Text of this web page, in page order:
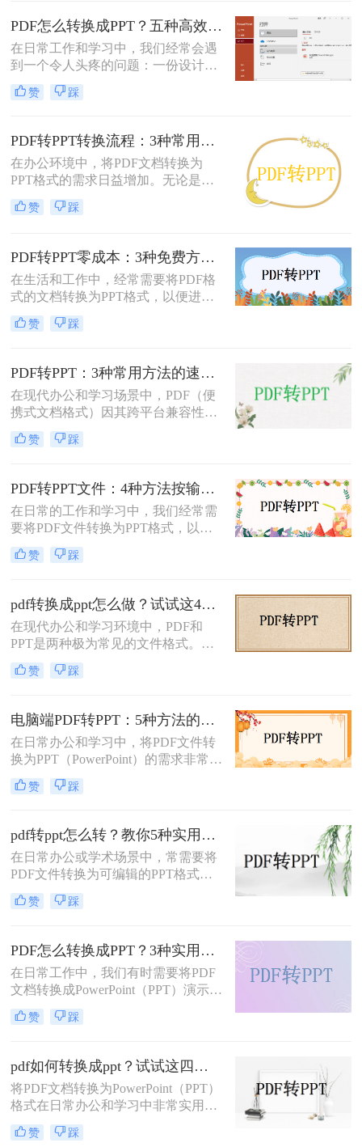
需求。但多数人在寻找免费转换方法
时，要么遭遇操作繁琐的困境，要么
面临转换后格式错乱、信息丢失的问
题，甚至担心文件隐私泄露
PDF怎么转换成PPT？五种高效方法，适用不同场景全解析！
在日常工作和学习中，我们经常会遇
到一个令人头疼的问题：一份设计精
美、内容详实的PDF文档，需要被转
换为可编辑、可演示的
修改内容、调整逻辑，或是直接用于
会议汇报。然而，由于PDF格式本身
是为了稳定显示而非编辑而设计的，
这项转换工作常常伴随着格式错乱、
排版混乱、图片丢失等“车祸现场”。
赞 踩
PDF转PPT转换流程：3种常用方法的速度和精度对比！
在办公环境中，将PDF文档转换为
PPT格式的需求日益增加。无论是为
了更好地展示信息，还是为了便于编
辑内容，掌握几种有效的PDF转PPT
怎么转换呢？本文将介绍三种常用的
方法来实现这一转换。
赞 踩
PDF转PPT零成本：3种免费方案的实际效果和隐藏限制！
在生活和工作中，经常需要将PDF格
式的文档转换为PPT格式，以便进行
演示和讲解。然而，一些专业的PDF
转PPT软件可能需要付费购买。那么
介绍三种不需要花钱就能将PDF转换
成PPT的方法。
赞 踩
PDF转PPT：3种常用方法的速度对比和适用文件类型！
在现代办公和学习场景中，PDF（便
携式文档格式）因其跨平台兼容性和
内容稳定性而广泛使用。然而，在某
些情况下，我们可能需要将PDF文件
以便于编辑、演示或分享。那么PDF
如何转ppt呢？本文将详细介绍几种常
用的PDF转PPT的方法。
赞 踩
PDF转PPT文件：4种方法按输出格式（pptx/ppt）和页数选择!
在日常的工作和学习中，我们经常需
要将PDF文件转换为PPT格式，以便
进行演示或编辑。那么如何将pdf转换
成ppt文件呢？本文将介绍四种常用的
赞 踩
pdf转换成ppt怎么做？试试这4个转换方法！
在现代办公和学习环境中，PDF和
PPT是两种极为常见的文件格式。
PDF文件因其出色的稳定性和兼容性
而被广泛用于文档分享和存储，而
睐。然而，有时我们需要将PDF转换
为PPT以便进行编辑和演示。那么pdf
转换成ppt怎么做呢？本文将详细介绍
几种将PDF转换为PPT的方法。
赞 踩
电脑端PDF转PPT：5种方法的安装配置和操作差异！
在日常办公和学习中，将PDF文件转
换为PPT（PowerPoint）的需求非常普
遍。无论是为了制作演示文稿、分享
资料还是教学用途，掌握高效的PDF
脑pdf如何转化为ppt呢？本文将详细
介绍五种将PDF转换成PPT的方法，
帮助您轻松应对各种需求。
赞 踩
pdf转ppt怎么转？教你5种实用的方法！
在日常办公或学术场景中，常需要将
PDF文件转换为可编辑的PPT格式。
那么pdf转ppt怎么转呢？本文整理了5
种主流方法，从工具选择到操作细节
赞 踩
PDF怎么转换成PPT？3种实用方法详解！
在日常工作中，我们有时需要将PDF
文档转换成PowerPoint（PPT）演示文
稿以方便展示或编辑。那么PDF怎么
转换成PPT呢？本文将介绍几种实现
赞 踩
pdf如何转换成ppt？试试这四种常用方法！
将PDF文档转换为PowerPoint（PPT）
格式在日常办公和学习中非常实用，
特别是在需要对内容进行编辑或演示
时。那么pdf如何转换成ppt呢？本文
赞 踩